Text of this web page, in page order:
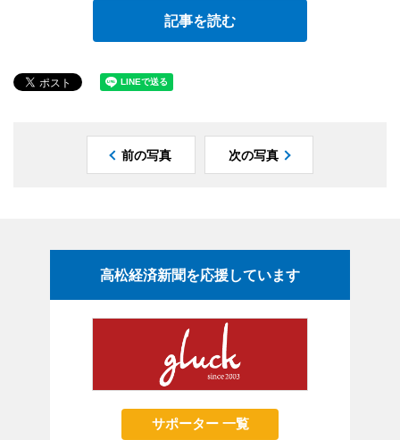
記事を読む
前の写真 次の写真
高松経済新聞を応援しています
サポーター 一覧